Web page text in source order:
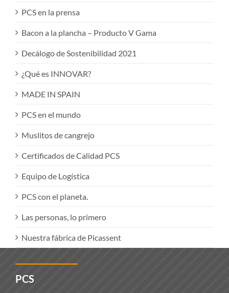
PCS en la prensa
Bacon a la plancha – Producto V Gama
Decálogo de Sostenibilidad 2021
¿Qué es INNOVAR?
MADE IN SPAIN
PCS en el mundo
Muslitos de cangrejo
Certificados de Calidad PCS
Equipo de Logística
PCS con el planeta.
Las personas, lo primero
Nuestra fábrica de Picassent
PCS